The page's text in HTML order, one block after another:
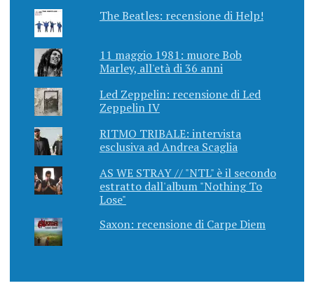
The Beatles: recensione di Help!
11 maggio 1981: muore Bob
Marley, all'età di 36 anni
Led Zeppelin: recensione di Led
Zeppelin IV
RITMO TRIBALE: intervista
esclusiva ad Andrea Scaglia
AS WE STRAY // "NTL" è il secondo
estratto dall'album "Nothing To
Lose"
Saxon: recensione di Carpe Diem